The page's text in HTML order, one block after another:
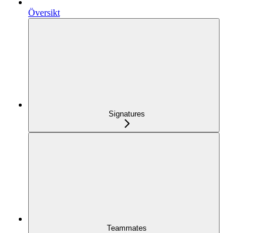
Översikt
Signatures
Teammates